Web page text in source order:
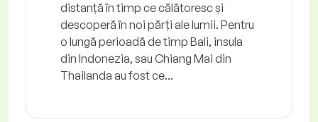
distanță în timp ce călătoresc și
descoperă în noi părți ale lumii. Pentru
o lungă perioadă de timp Bali, insula
din Indonezia, sau Chiang Mai din
Thailanda au fost ce...